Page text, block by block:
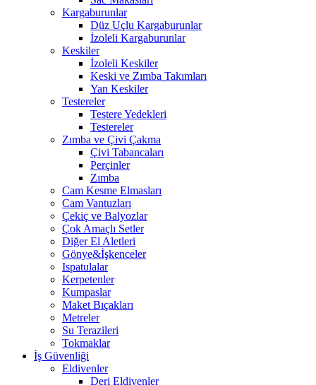
Kargaburunlar
Düz Uçlu Kargaburunlar
İzoleli Kargaburunlar
Keskiler
İzoleli Keskiler
Keski ve Zımba Takımları
Yan Keskiler
Testereler
Testere Yedekleri
Testereler
Zımba ve Çivi Çakma
Çivi Tabancaları
Perçinler
Zımba
Cam Kesme Elmasları
Cam Vantuzları
Çekiç ve Balyozlar
Çok Amaçlı Setler
Diğer El Aletleri
Gönye&İşkenceler
Ispatulalar
Kerpetenler
Kumpaslar
Maket Bıçakları
Metreler
Su Terazileri
Tokmaklar
İş Güvenliği
Eldivenler
Deri Eldivenler